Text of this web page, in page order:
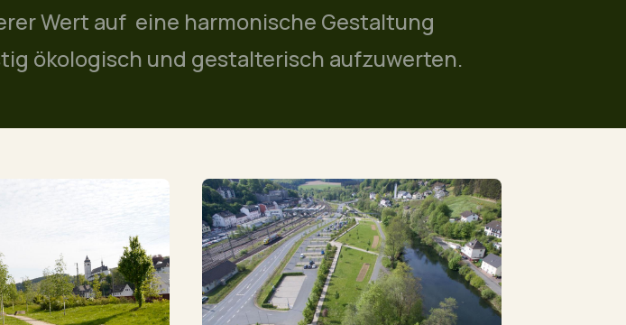
Wert auf eine harmonische Gestaltung
ökologisch und gestalterisch aufzuwerten.